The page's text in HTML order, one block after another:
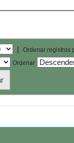
|
Ordenar registros
Ordenar